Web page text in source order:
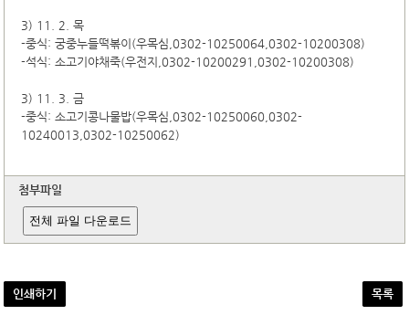
3) 11. 2. 목
-중식: 궁중누들떡볶이(우목심,0302-10250064,0302-10200308)
-석식: 소고기야채죽(우전지,0302-10200291,0302-10200308)
3) 11. 3. 금
-중식: 소고기콩나물밥(우목심,0302-10250060,0302-
10240013,0302-10250062)
첨부파일
전체 파일 다운로드
인쇄하기 목록